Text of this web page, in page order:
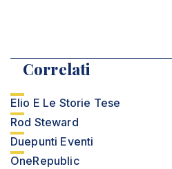
Correlati
Elio E Le Storie Tese
Rod Steward
Duepunti Eventi
OneRepublic